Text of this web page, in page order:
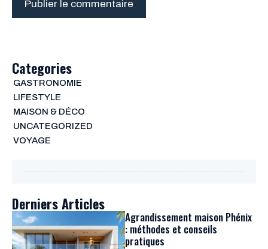
Categories
GASTRONOMIE
LIFESTYLE
MAISON & DÉCO
UNCATEGORIZED
VOYAGE
Derniers Articles
Agrandissement maison Phénix
: méthodes et conseils
pratiques